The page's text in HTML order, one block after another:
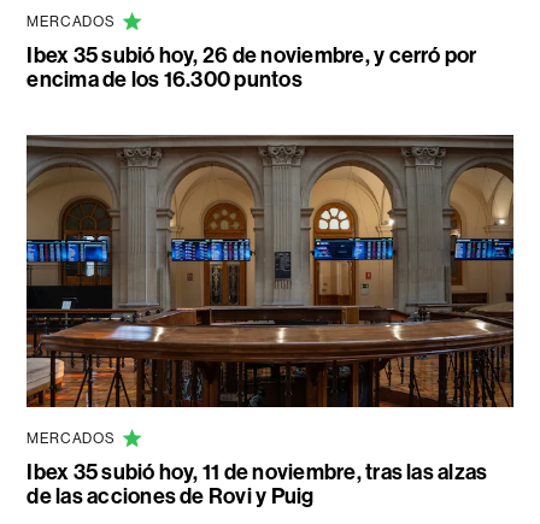
MERCADOS
Ibex 35 subió hoy, 26 de noviembre, y cerró por
encima de los 16.300 puntos
MERCADOS
Ibex 35 subió hoy, 11 de noviembre, tras las alzas
de las acciones de Rovi y Puig